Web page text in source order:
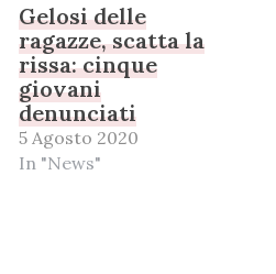
Gelosi delle
ragazze, scatta la
rissa: cinque
giovani
denunciati
5 Agosto 2020
In "News"